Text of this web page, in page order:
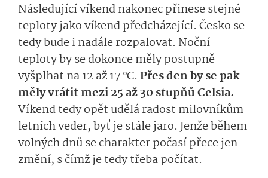
Následující víkend nakonec přinese stejné
teploty jako víkend předcházející. Česko se
tedy bude i nadále rozpalovat. Noční
teploty by se dokonce měly postupně
vyšplhat na 12 až 17 °C. Přes den by se pak
měly vrátit mezi 25 až 30 stupňů Celsia.
Víkend tedy opět udělá radost milovníkům
letních veder, byť je stále jaro. Jenže během
volných dnů se charakter počasí přece jen
změní, s čímž je tedy třeba počítat.